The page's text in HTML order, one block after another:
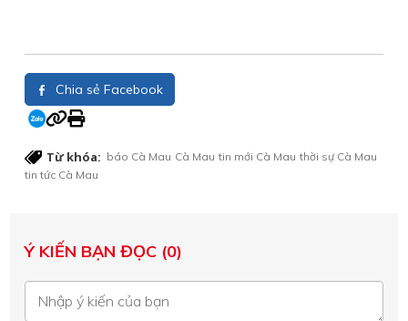
Chia sẻ Facebook
Từ khóa: báo Cà Mau Cà Mau tin mới Cà Mau thời sự Cà Mau
tin tức Cà Mau
Ý KIẾN BẠN ĐỌC (0)